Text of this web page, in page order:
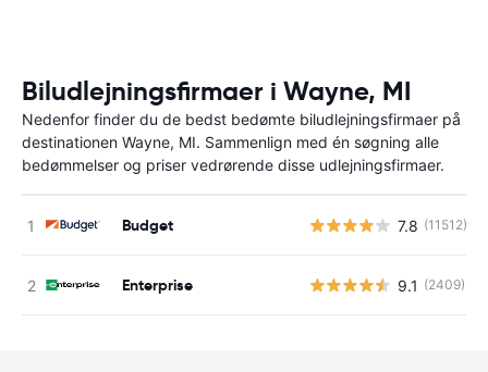
Biludlejningsfirmaer i Wayne, MI
Nedenfor finder du de bedst bedømte biludlejningsfirmaer på
destinationen Wayne, MI. Sammenlign med én søgning alle
bedømmelser og priser vedrørende disse udlejningsfirmaer.
Budget 7.8 (11512)
Enterprise 9.1 (2409)